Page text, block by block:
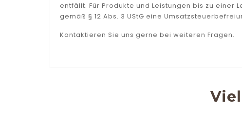
entfällt. Für Produkte und Leistungen bis zu einer
gemäß § 12 Abs. 3 UStG eine
Kontaktieren Sie uns gerne bei weiteren Fragen.